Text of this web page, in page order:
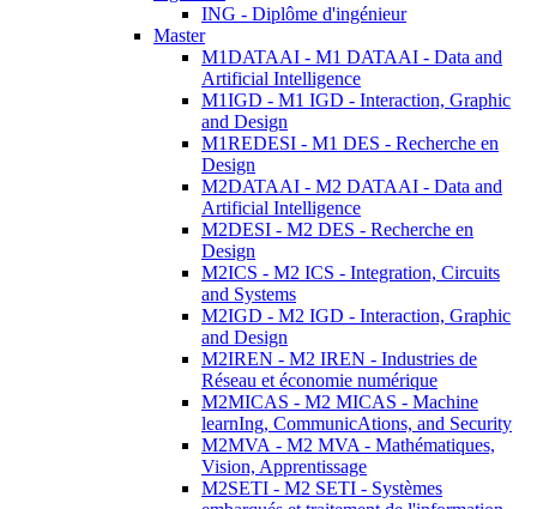
ING - Diplôme d'ingénieur
Master
M1DATAAI - M1 DATAAI - Data and
Artificial Intelligence
M1IGD - M1 IGD - Interaction, Graphic
and Design
M1REDESI - M1 DES - Recherche en
Design
M2DATAAI - M2 DATAAI - Data and
Artificial Intelligence
M2DESI - M2 DES - Recherche en
Design
M2ICS - M2 ICS - Integration, Circuits
and Systems
M2IGD - M2 IGD - Interaction, Graphic
and Design
M2IREN - M2 IREN - Industries de
Réseau et économie numérique
M2MICAS - M2 MICAS - Machine
learnIng, CommunicAtions, and Security
M2MVA - M2 MVA - Mathématiques,
Vision, Apprentissage
M2SETI - M2 SETI - Systèmes